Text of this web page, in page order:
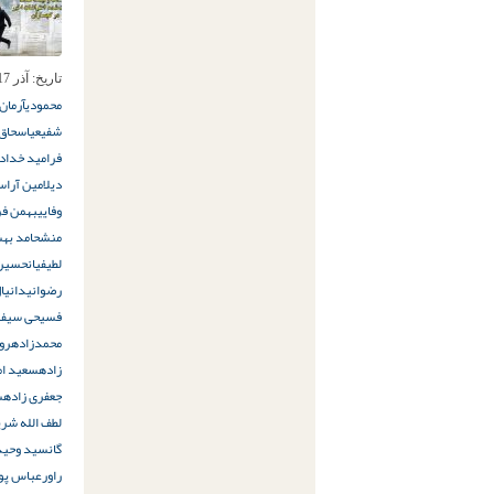
تاریخ: آذر 17ام, 1398
محمودی
شفیعی
فرامید
دیلامین
وفاییبهمن
منشحامد
لطیفیان
رضوانی
فسیحی سیف
محمدزاده
زادهسعید
جعفری زاده
لطف الله
گانسید
راورعباس